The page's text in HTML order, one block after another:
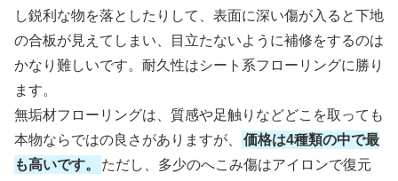
し鋭利な物を落としたりして、表面に深い傷が入ると下地
の合板が見えてしまい、目立たないように補修をするのは
かなり難しいです。耐久性はシート系フローリングに勝り
ます。
無垢材フローリングは、質感や足触りなどどこを取っても
本物ならではの良さがありますが、
価格は4種類の中で最
も高いです。
ただし、多少のへこみ傷はアイロンで復元